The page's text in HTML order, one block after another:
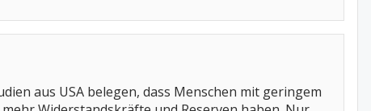
aus USA belegen, dass Menschen mit geringem